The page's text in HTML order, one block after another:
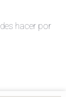
hacer por